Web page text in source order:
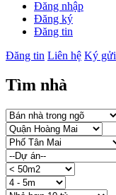
Đăng nhập
Đăng ký
Đăng tin
Đăng tin Liên hệ Ký gửi
Tìm nhà